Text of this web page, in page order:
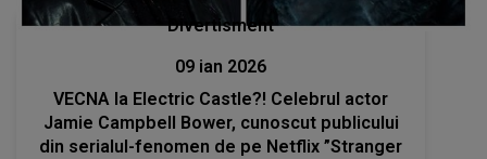
Divertisment
09 ian 2026
VECNA la Electric Castle?! Celebrul actor
Jamie Campbell Bower, cunoscut publicului
din serialul-fenomen de pe Netflix ”Stranger